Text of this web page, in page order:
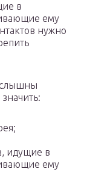
в
ему
нужно
слышны
идущие в
ему